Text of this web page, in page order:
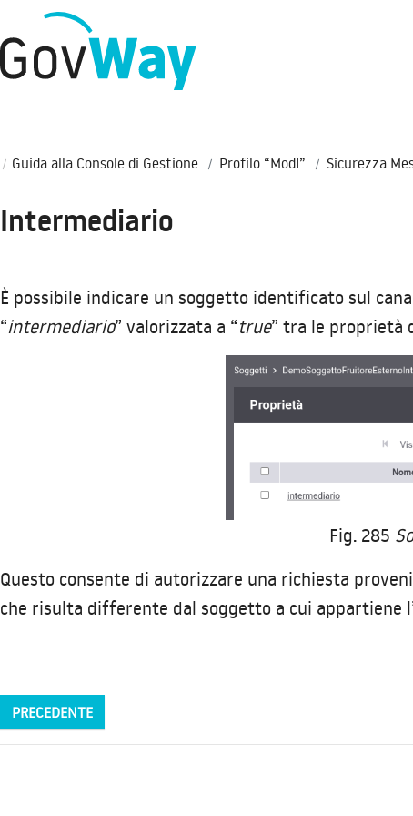
Guida alla Console di Gestione Profilo “ModI” Sicurezza
Intermediario
È possibile indicare un soggetto identificato sul
“intermediario” valorizzata a “true” tra le proprietà
Fig. 285
Questo consente di autorizzare una richiesta
che risulta differente dal soggetto a cui
PRECEDENTE